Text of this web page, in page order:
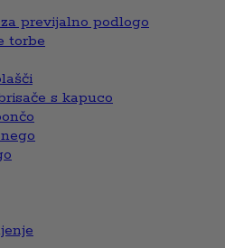
previjalno podlogo
torbe
s kapuco